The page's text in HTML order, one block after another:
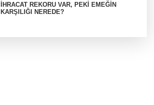
İHRACAT REKORU VAR, PEKİ EMEĞİN
KARŞILIĞI NEREDE?